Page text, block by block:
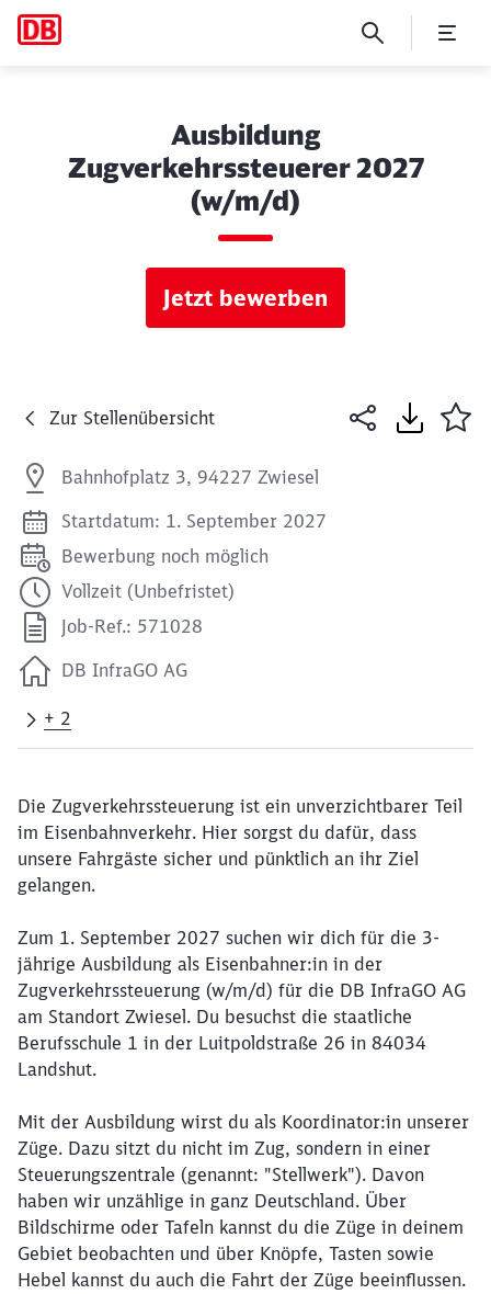
Ausbildung
Zugverkehrssteuerer 2027
(w/m/d)
Jetzt bewerben
Zur Stellenübersicht
Bahnhofplatz 3, 94227 Zwiesel
Startdatum: 1. September 2027
Bewerbung noch möglich
Vollzeit (Unbefristet)
Job-Ref.: 571028
DB InfraGO AG
+ 2
Die Zugverkehrssteuerung ist ein unverzichtbarer Teil
im Eisenbahnverkehr. Hier sorgst du dafür, dass
unsere Fahrgäste sicher und pünktlich an ihr Ziel
gelangen.
Zum 1. September 2027 suchen wir dich für die 3-
jährige Ausbildung als Eisenbahner:in in der
Zugverkehrssteuerung (w/m/d) für die DB InfraGO AG
am Standort Zwiesel. Du besuchst die staatliche
Berufsschule 1 in der Luitpoldstraße 26 in 84034
Landshut.
Mit der Ausbildung wirst du als Koordinator:in unserer
Züge. Dazu sitzt du nicht im Zug, sondern in einer
Steuerungszentrale (genannt: "Stellwerk"). Davon
haben wir unzählige in ganz Deutschland. Über
Bildschirme oder Tafeln kannst du die Züge in deinem
Gebiet beobachten und über Knöpfe, Tasten sowie
Hebel kannst du auch die Fahrt der Züge beeinflussen.